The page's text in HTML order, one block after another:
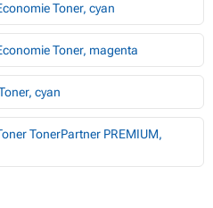
Toner, cyan
Toner, magenta
cyan
TonerPartner PREMIUM,